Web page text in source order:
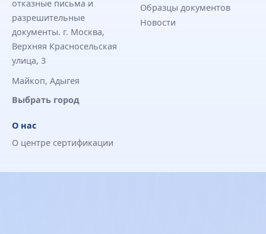
отказные письма и
разрешительные
документы. г. Москва,
Верхняя Красносельская
улица, 3
Майкоп, Адыгея
Выбрать город
Образцы документов
Новости
О нас
О центре сертификации